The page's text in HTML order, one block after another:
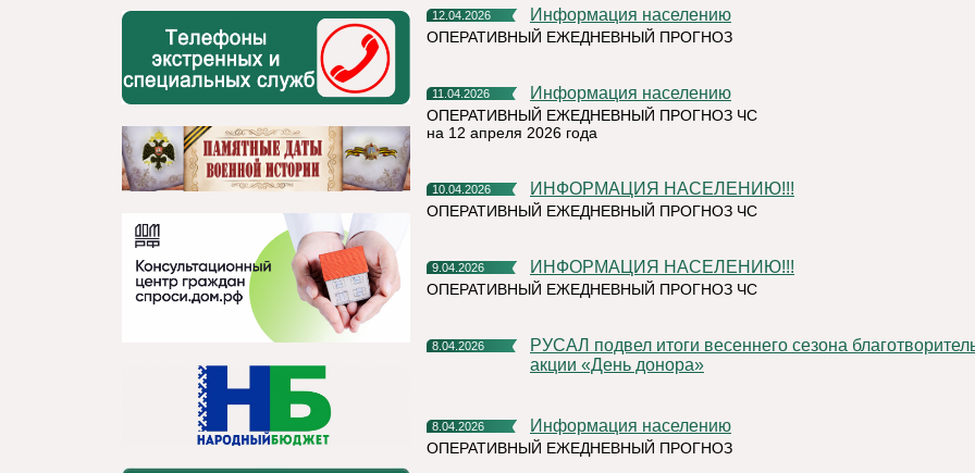
12.04.2026 Информация населению
ОПЕРАТИВНЫЙ ЕЖЕДНЕВНЫЙ ПРОГНОЗ
11.04.2026 Информация населению
ОПЕРАТИВНЫЙ ЕЖЕДНЕВНЫЙ ПРОГНОЗ ЧС
на 12 апреля 2026 года
10.04.2026 ИНФОРМАЦИЯ НАСЕЛЕНИЮ!!!
ОПЕРАТИВНЫЙ ЕЖЕДНЕВНЫЙ ПРОГНОЗ ЧС
9.04.2026 ИНФОРМАЦИЯ НАСЕЛЕНИЮ!!!
ОПЕРАТИВНЫЙ ЕЖЕДНЕВНЫЙ ПРОГНОЗ ЧС
8.04.2026
РУСАЛ подвел итоги весеннего сезона благотворительной
акции «День донора»
8.04.2026 Информация населению
ОПЕРАТИВНЫЙ ЕЖЕДНЕВНЫЙ ПРОГНОЗ